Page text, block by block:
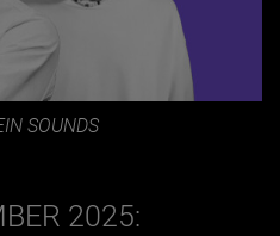
SOUNDS
2025: